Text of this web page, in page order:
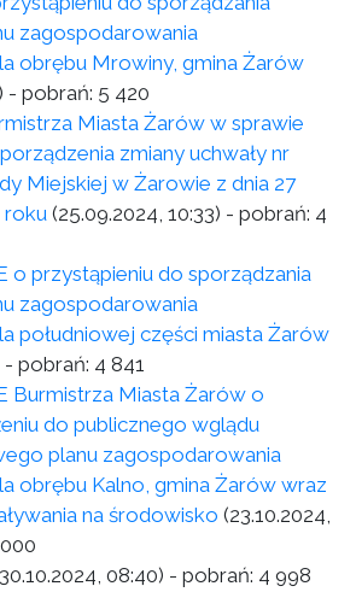
zagospodarowania
obrębu Mrowiny, gmina Żarów
- pobrań: 5 420
Miasta Żarów w sprawie
zmiany uchwały nr
Miejskiej w Żarowie z dnia 27
roku (25.09.2024, 10:33) - pobrań: 4
o przystąpieniu do sporządzania
zagospodarowania
południowej części miasta Żarów
- pobrań: 4 841
Burmistrza Miasta Żarów o
do publicznego wglądu
planu zagospodarowania
obrębu Kalno, gmina Żarów wraz
na środowisko (23.10.2024,
08:40) - pobrań: 4 998